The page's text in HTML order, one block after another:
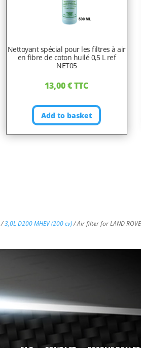
Nettoyant spécial pour les filtres à air
en fibre de coton huilé 0,5 L ref
NET05
13,00€ TTC
Add to basket
/3,0L D200 MHEV (200 cv)/ Air filter for LAND